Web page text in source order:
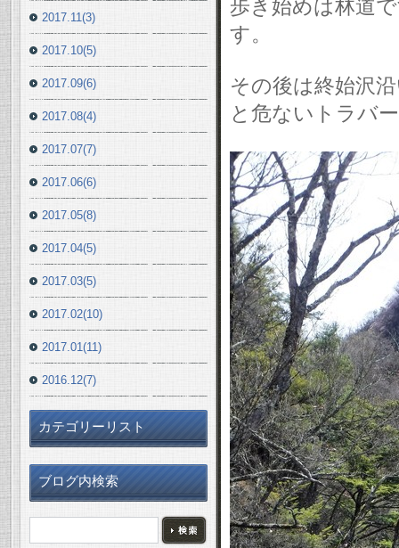
歩き始めは林道
す。
その後は終始沢
と危ないトラバ
2017.11(3)
2017.10(5)
2017.09(6)
2017.08(4)
2017.07(7)
2017.06(6)
2017.05(8)
2017.04(5)
2017.03(5)
2017.02(10)
2017.01(11)
2016.12(7)
カテゴリーリスト
ブログ内検索